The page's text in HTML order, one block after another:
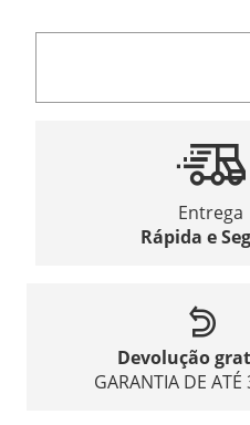
Entrega
Rápida e
Devolução
GARANTIA DE ATÉ